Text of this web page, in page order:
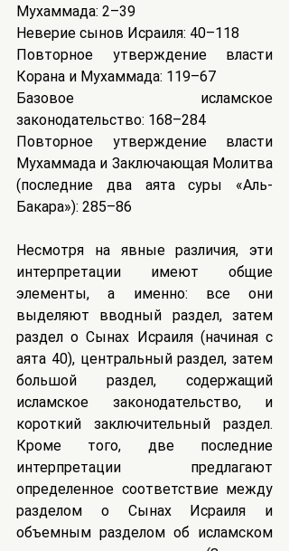
Мухаммада: 2–39
Неверие сынов Исраиля: 40–118
Повторное утверждение власти
Корана и Мухаммада: 119–67
Базовое исламское
законодательство: 168–284
Повторное утверждение власти
Мухаммада и Заключающая Молитва
(последние два аята суры «Аль-
Бакара»): 285–86
Несмотря на явные различия, эти
интерпретации имеют общие
элементы, а именно: все они
выделяют вводный раздел, затем
раздел о Сынах Исраиля (начиная с
аята 40), центральный раздел, затем
большой раздел, содержащий
исламское законодательство, и
короткий заключительный раздел.
Кроме того, две последние
интерпретации предлагают
определенное соответствие между
разделом о Сынах Исраиля и
объемным разделом об исламском